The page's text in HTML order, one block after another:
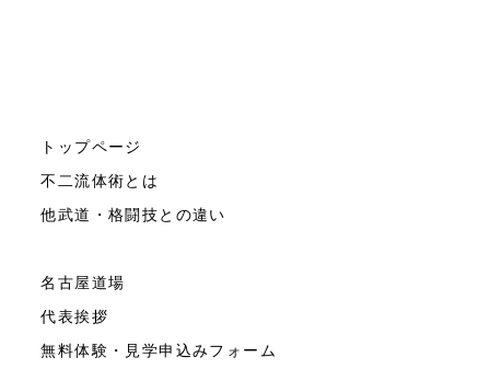
トップページ
不二流体術とは
他武道・格闘技との違い
名古屋道場
代表挨拶
無料体験・見学申込みフォーム